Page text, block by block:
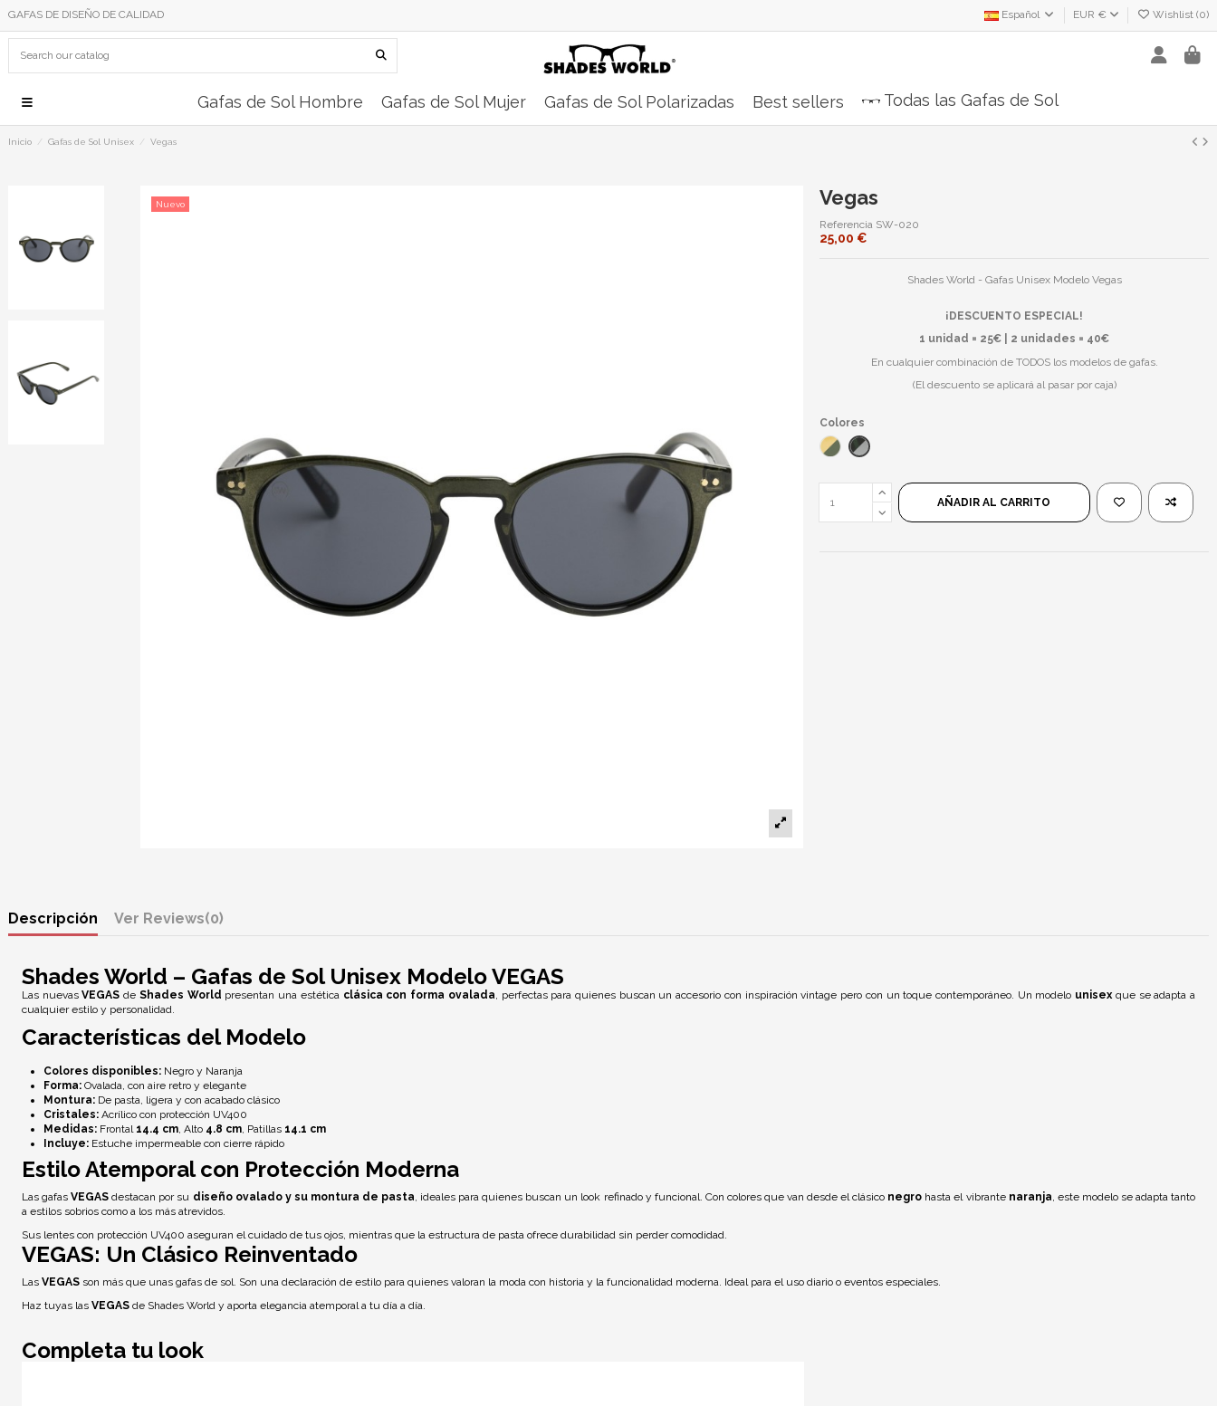
GAFAS DE DISEÑO DE CALIDAD Español EUR € Wishlist (0)
Gafas de Sol Hombre Gafas de Sol Mujer Gafas de Sol Polarizadas Best sellers Todas las Gafas de Sol
Inicio Gafas de Sol Unisex Vegas
Nuevo Vegas
Referencia SW-020
25,00 €
Shades World - Gafas Unisex Modelo Vegas
¡DESCUENTO ESPECIAL!
1 unidad = 25€ | 2 unidades = 40€
En cualquier combinación de TODOS los modelos de gafas.
(El descuento se aplicará al pasar por caja)
Colores
Naranja/Verde
Negro Verde/Negro
AÑADIR AL CARRITO
Descripción Reviews(0)
Shades World – Gafas de Sol Unisex Modelo VEGAS
Las nuevasVEGAS de Shades World presentan una estética clásica con forma ovalada , perfectas para quienes buscan un accesorio con inspiración vintage pero con un toque contemporáneo. Un modelo unisex que se adapta a
cualquier estilo y personalidad.
Características del Modelo
Colores disponibles: Negro y Naranja
Forma: Ovalada, con aire retro y elegante
Montura: De pasta, ligera y con acabado clásico
Cristales: Acrílico con protección UV400
Medidas: Frontal 14.4 cm, Alto 4.8 cm, Patillas 14.1 cm
Incluye: Estuche impermeable con cierre rápido
Estilo Atemporal con Protección Moderna
Las gafasVEGAS destacan por su diseño ovalado y su montura de pasta, ideales para quienes buscan un look refinado y funcional. Con colores que van desde el clásico negro hasta el vibrante naranja, este modelo se adapta tanto
a estilos sobrios como a los más atrevidos.
Sus lentes con protección UV400 aseguran el cuidado de tus ojos, mientras que la estructura de pasta ofrece durabilidad sin perder comodidad.
VEGAS: Un Clásico Reinventado
Las VEGAS son más que unas gafas de sol. Son una declaración de estilo para quienes valoran la moda con historia y la funcionalidad moderna. Ideal para el uso diario o eventos especiales.
Haz tuyas las VEGAS de Shades World y aporta elegancia atemporal a tu día a día.
Completa tu look